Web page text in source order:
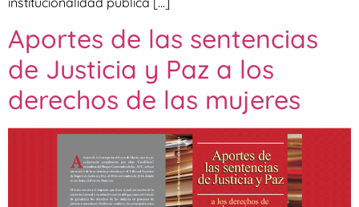
Aportes de las sentencias
de Justicia y Paz a los
derechos de las mujeres